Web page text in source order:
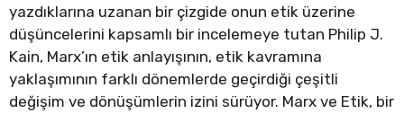
yazdıklarına uzanan bir çizgide onun etik üzerine
düşüncelerini kapsamlı bir incelemeye tutan Philip J.
Kain, Marx’ın etik anlayışının, etik kavramına
yaklaşımının farklı dönemlerde geçirdiği çeşitli
değişim ve dönüşümlerin izini sürüyor. Marx ve Etik, bir